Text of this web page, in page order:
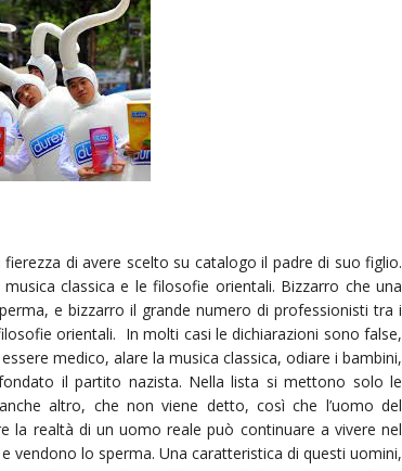
di avere scelto su catalogo il padre di suo figlio.
classica e le filosofie orientali. Bizzarro che una
e bizzarro il grande numero di professionisti tra i
orientali. In molti casi le dichiarazioni sono false,
medico, alare la musica classica, odiare i bambini,
il partito nazista. Nella lista si mettono solo le
altro, che non viene detto, così che l’uomo del
la realtà di un uomo reale può continuare a vivere nel
lo sperma. Una caratteristica di questi uomini,